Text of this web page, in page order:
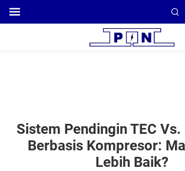
Sistem Pendingin TEC
Berbasis Kompresor:
Lebih Baik?